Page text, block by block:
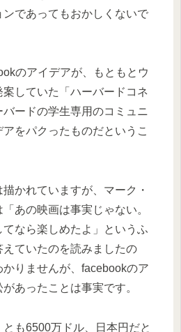
であってもおかしくないで
のアイデアが、もともとウ
していた「ハーバードコネ
ードの学生専用のコミュニ
をパクったものだというこ
かれていますが、マーク・
あの映画は事実じゃない。
なら楽しめたよ」というふ
えていたのを読みましたの
りませんが、facebookのア
あったことは事実です。
も6500万ドル、日本円だと